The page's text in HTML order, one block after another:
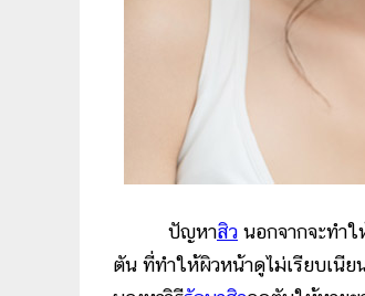
ปัญหาสิว นอกจากจะทำ
ตัน ที่ทำให้ผิวหน้าดูไม่เรียบเนี